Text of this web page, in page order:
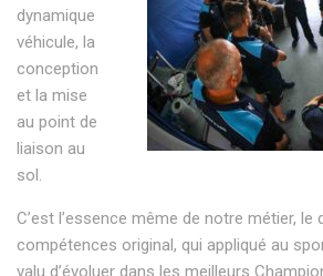
dynamique
véhicule, la
conception
et la mise
au point de
liaison au
sol.
C’est l’essence même de notre métier, le
compétences original, qui appliqué au
valu d’évoluer dans les meilleurs